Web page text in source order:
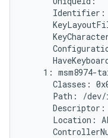
1: msm8974-
Classes:
Path: /
Location: